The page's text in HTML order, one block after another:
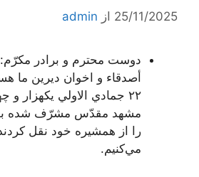
25/11/2025 از admin
دوست محترم و برادر مكرّم:
أصدقاء و اخوان ديرين ما
٢٢ جمادي الاولي يكهزار
مشهد مقدّس مشرّف شده
را از همشيره خود نقل
مي‌كنيم.